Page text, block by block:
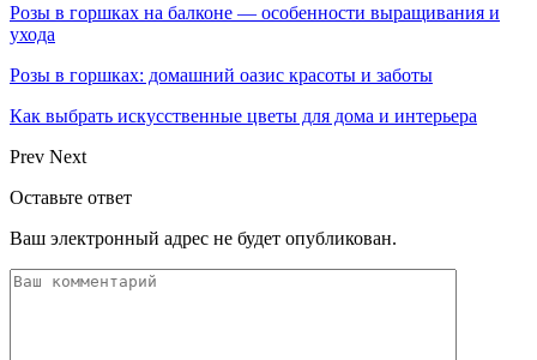
Розы в горшках на балконе — особенности выращивания и
ухода
Розы в горшках: домашний оазис красоты и заботы
Как выбрать искусственные цветы для дома и интерьера
Prev Next
Оставьте ответ
Ваш электронный адрес не будет опубликован.